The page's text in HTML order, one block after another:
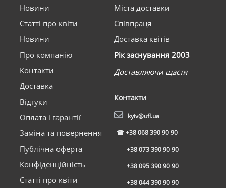
Новини
Статті про квіти
Новини
Про компанію
Контакти
Доставка
Відгуки
Оплата і гарантії
Заміна та повернення
Публічна оферта
Конфіденційність
Статті про квіти
Міста доставки
Співпраця
Доставка квітів
Рік заснування 2003
Доставляючи щастя
Контакти
kyiv@ufl.ua
☎+38 068 390 90 90
+38 073 390 90 90
+38 095 390 90 90
+38 044 390 90 90